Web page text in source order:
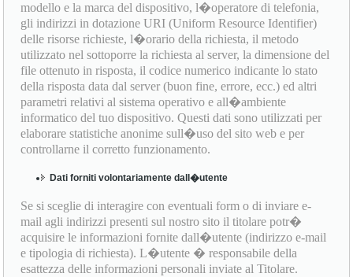
modello e la marca del dispositivo, l�operatore di telefonia,
gli indirizzi in dotazione URI (Uniform Resource Identifier)
delle risorse richieste, l�orario della richiesta, il metodo
utilizzato nel sottoporre la richiesta al server, la dimensione del
file ottenuto in risposta, il codice numerico indicante lo stato
della risposta data dal server (buon fine, errore, ecc.) ed altri
parametri relativi al sistema operativo e all�ambiente
informatico del tuo dispositivo. Questi dati sono utilizzati per
elaborare statistiche anonime sull�uso del sito web e per
controllarne il corretto funzionamento.
Dati forniti volontariamente dall�utente
Se si sceglie di interagire con eventuali form o di inviare e-
mail agli indirizzi presenti sul nostro sito il titolare potr�
acquisire le informazioni fornite dall�utente (indirizzo e-mail
e tipologia di richiesta). L�utente � responsabile della
esattezza delle informazioni personali inviate al Titolare.